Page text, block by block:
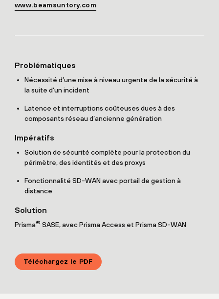
www.beamsuntory.com
Problématiques
Nécessité d’une mise à niveau urgente de la sécurité à
la suite d’un incident
Latence et interruptions coûteuses dues à des
composants réseau d’ancienne génération
Impératifs
Solution de sécurité complète pour la protection du
périmètre, des identités et des proxys
Fonctionnalité SD-WAN avec portail de gestion à
distance
Solution
Prisma® SASE, avec Prisma Access et Prisma SD-WAN
Téléchargez le PDF